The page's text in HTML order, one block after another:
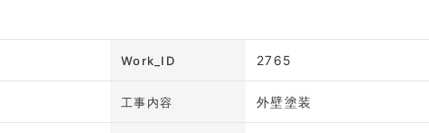
Work_ID 2765
工事内容 外壁塗装